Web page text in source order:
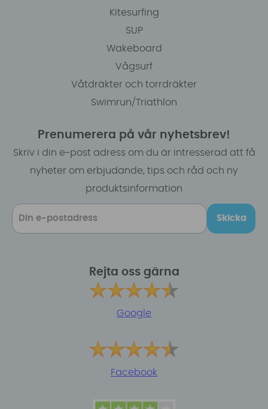
Kitesurfing
SUP
Wakeboard
Vågsurf
Våtdräkter och torrdräkter
Swimrun/Triathlon
Prenumerera på vår nyhetsbrev!
Skriv i din e-post adress om du är intresserad att få
nyheter om erbjudande, tips och råd och ny
produktsinformation
Skicka
Rejta oss gärna
Google
Facebook